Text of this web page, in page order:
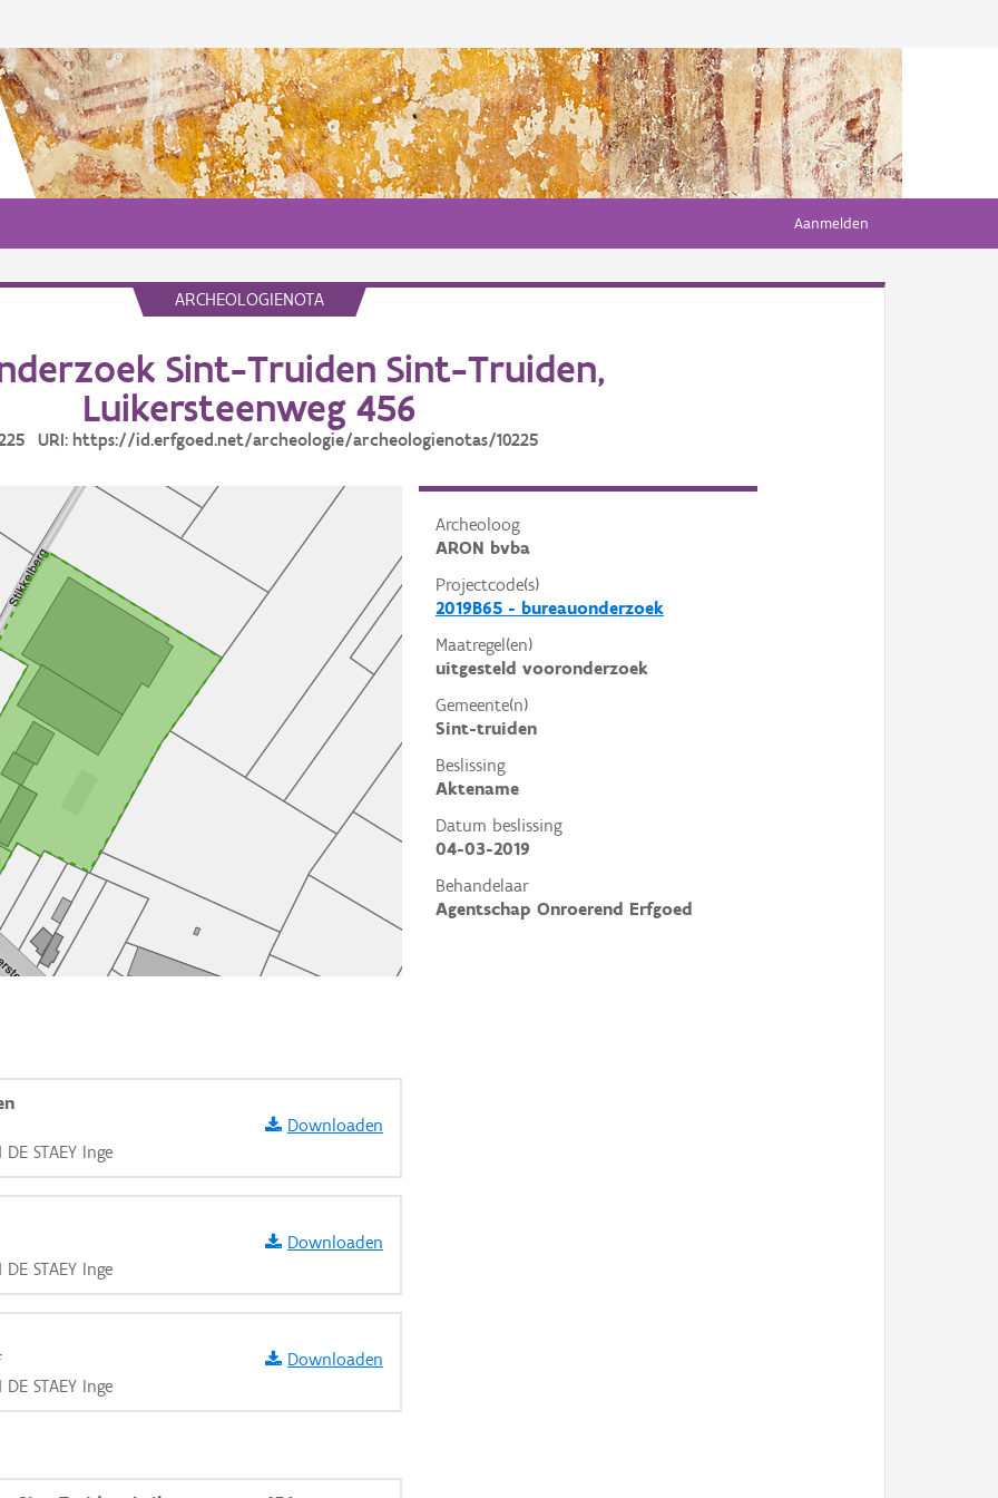
Aanmelden
ARCHEOLOGIENOTA
Sint-Truiden Sint-Truiden,
Luikersteenweg 456
URI: https://id.erfgoed.net/archeologie/archeologienotas/10225
Archeoloog
ARON bvba
Projectcode(s)
2019B65 - bureauonderzoek
Maatregel(en)
uitgesteld vooronderzoek
Gemeente(n)
Sint-truiden
Beslissing
Aktename
Datum beslissing
04-03-2019
Behandelaar
Agentschap Onroerend Erfgoed
STAEY Inge
Downloaden
STAEY Inge
Downloaden
STAEY Inge
Downloaden